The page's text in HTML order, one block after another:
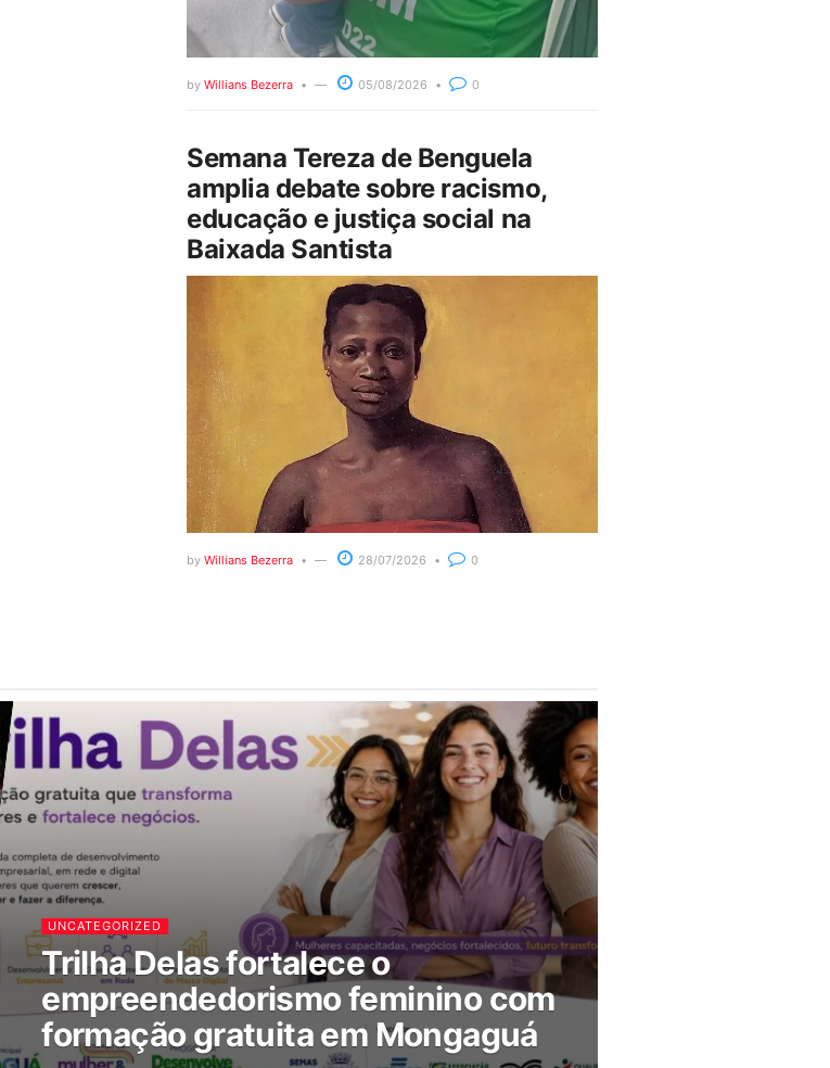
by Willians Bezerra 05/08/2026 0
Semana Tereza de Benguela
amplia debate sobre racismo,
educação e justiça social na
Baixada Santista
by Willians Bezerra 28/07/2026 0
UNCATEGORIZED
Trilha Delas fortalece o
empreendedorismo feminino com
formação gratuita em Mongaguá